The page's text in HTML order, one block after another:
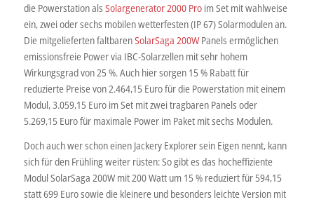
die Powerstation als Solargenerator 2000 Proim Set mit wahlweise
ein, zwei oder sechs mobilen wetterfesten (IP 67) Solarmodulen an.
Die mitgelieferten faltbarenSolarSaga 200WPanels ermöglichen
emissionsfreie Power via IBC-Solarzellen mit sehr hohem
Wirkungsgrad von 25 %. Auch hier sorgen 15 % Rabatt für
reduzierte Preise von 2.464,15 Euro für die Powerstation mit einem
Modul, 3.059,15 Euro im Set mit zwei tragbaren Panels oder
5.269,15 Euro für maximale Power im Paket mit sechs Modulen.
Doch auch wer schon einen Jackery Explorer sein Eigen nennt, kann
sich für den Frühling weiter rüsten: So gibt es das hocheffiziente
Modul SolarSaga 200W mit 200 Watt um 15 % reduziert für 594,15
statt 699 Euro sowie die kleinere und besonders leichte Version mit